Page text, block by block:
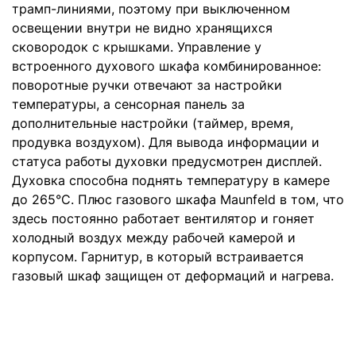
трамп-линиями, поэтому при выключенном
освещении внутри не видно хранящихся
сковородок с крышками. Управление у
встроенного духового шкафа комбинированное:
поворотные ручки отвечают за настройки
температуры, а сенсорная панель за
дополнительные настройки (таймер, время,
продувка воздухом). Для вывода информации и
статуса работы духовки предусмотрен дисплей.
Духовка способна поднять температуру в камере
до 265°С. Плюс газового шкафа Maunfeld в том, что
здесь постоянно работает вентилятор и гоняет
холодный воздух между рабочей камерой и
корпусом. Гарнитур, в который встраивается
газовый шкаф защищен от деформаций и нагрева.